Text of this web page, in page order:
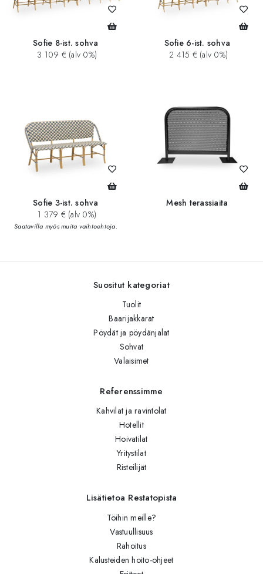
Sofie 8-ist. sohva
3 109 € (alv 0%)
Sofie 6-ist. sohva
2 415 € (alv 0%)
Sofie 3-ist. sohva
1 379 € (alv 0%)
Saatavilla myös muita vaihtoehtoja.
Mesh terassiaita
Suositut kategoriat
Tuolit
Baarijakkarat
Pöydät ja pöydänjalat
Sohvat
Valaisimet
Referenssimme
Kahvilat ja ravintolat
Hotellit
Hoivatilat
Yritystilat
Risteilijät
Lisätietoa Restatopista
Töihin meille?
Vastuullisuus
Rahoitus
Kalusteiden hoito-ohjeet